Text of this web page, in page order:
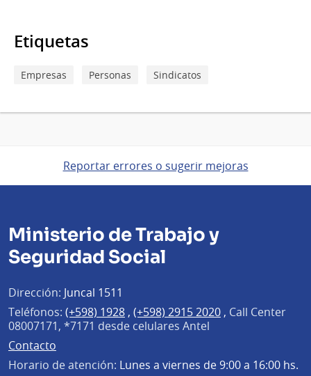
Etiquetas
Empresas Personas Sindicatos
Reportar errores o sugerir mejoras
Ministerio de Trabajo y
Seguridad Social
Dirección: Juncal 1511
Teléfonos: (+598) 1928 , (+598) 2915 2020 , Call Center
08007171, *7171 desde celulares Antel
Contacto
Horario de atención: Lunes a viernes de 9:00 a 16:00 hs.